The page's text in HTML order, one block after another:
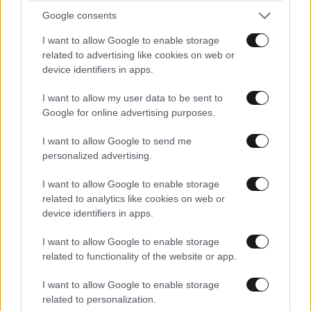
Google consents
I want to allow Google to enable storage
related to advertising like cookies on web or
device identifiers in apps.
I want to allow my user data to be sent to
Google for online advertising purposes.
I want to allow Google to send me
personalized advertising.
I want to allow Google to enable storage
related to analytics like cookies on web or
device identifiers in apps.
I want to allow Google to enable storage
related to functionality of the website or app.
I want to allow Google to enable storage
related to personalization.
Επιβεβαιώνεται η βούληση μεταρρύθμισης του Ν.
4957/2022 σύμφωνα με τον οποίο ορίζεται ανώτατος
χρόνος σπουδών (ελάχιστη διάρκεια +4 ή +6
Σε περίπτωση υπέρβασης, προβλέπεται αυτοδίκαιη
διαγραφή δύο μήνες μετά την ολοκλήρωση της
επαναληπτικής εξεταστικής του Σεπτεμβρίου. 2)
φοιτητές
Παράταση φοίτησης έως δύο εξάμηνα (ή τρία, αν
απαιτείται πρακτική άσκηση ή διπλωματική εργασία).
τουλάχιστον το 75% των απαιτούμενων πιστωτικών